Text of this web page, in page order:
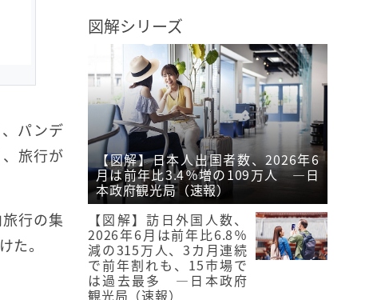
パンデ
旅行が
行の集
た。
図解シリーズ
【図解】日本人出国者数、2026年6
月は前年比3.4％増の109万人 ―日
本政府観光局（速報）
【図解】訪日外国人数、
2026年6月は前年比6.8％
減の315万人、3カ月連続
で前年割れも、15市場で
は過去最多 ―日本政府
観光局（速報）